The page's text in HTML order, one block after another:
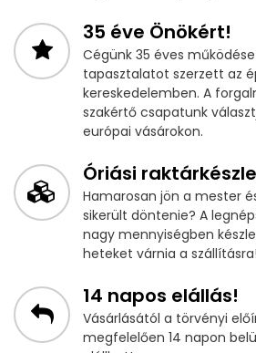
35 éve Önökért!
Cégünk 35 éves
tapasztalatot szerzett az
kereskedelemben. A
szakértő csapatunk
európai vásárokon.
Óriási
Hamarosan jön a mester
sikerült döntenie? A
nagy mennyiségben
heteket várnia a szállításra!
14 napos elállás!
Vásárlásától a törvényi
megfelelően 14 napon